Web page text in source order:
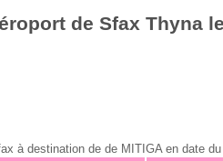
de Sfax Thyna
à destination de de MITIGA en date